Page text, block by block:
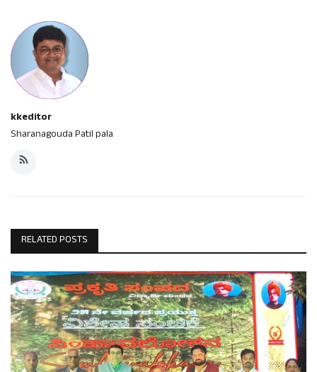
kkeditor
Sharanagouda Patil pala
RELATED POSTS